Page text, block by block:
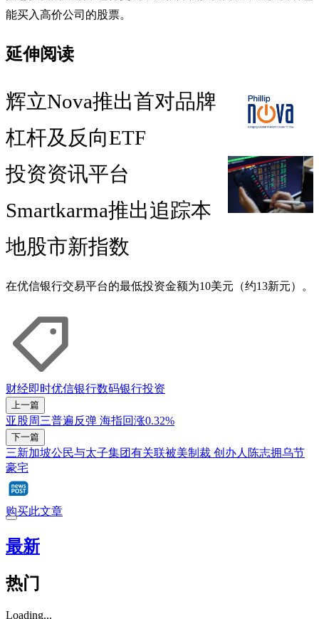
能买入高价公司的股票。
延伸阅读
辉立Nova推出首对品牌
杠杆及反向ETF
投资资讯平台
Smartkarma推出追踪本
地股市新指数
在优信银行交易平台的最低投资金额为10美元（约13新元）。
财经即时优信银行数码银行投资
上一篇
亚股周三普遍反弹 海指回涨0.32%
下一篇
三新加坡公民与太子集团有关联被美制裁 创办人陈志拥乌节
豪宅
购买此文章
最新
热门
Loading...